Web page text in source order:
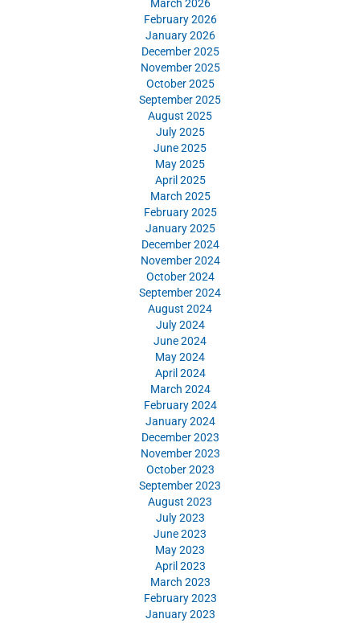
March 2026
February 2026
January 2026
December 2025
November 2025
October 2025
September 2025
August 2025
July 2025
June 2025
May 2025
April 2025
March 2025
February 2025
January 2025
December 2024
November 2024
October 2024
September 2024
August 2024
July 2024
June 2024
May 2024
April 2024
March 2024
February 2024
January 2024
December 2023
November 2023
October 2023
September 2023
August 2023
July 2023
June 2023
May 2023
April 2023
March 2023
February 2023
January 2023